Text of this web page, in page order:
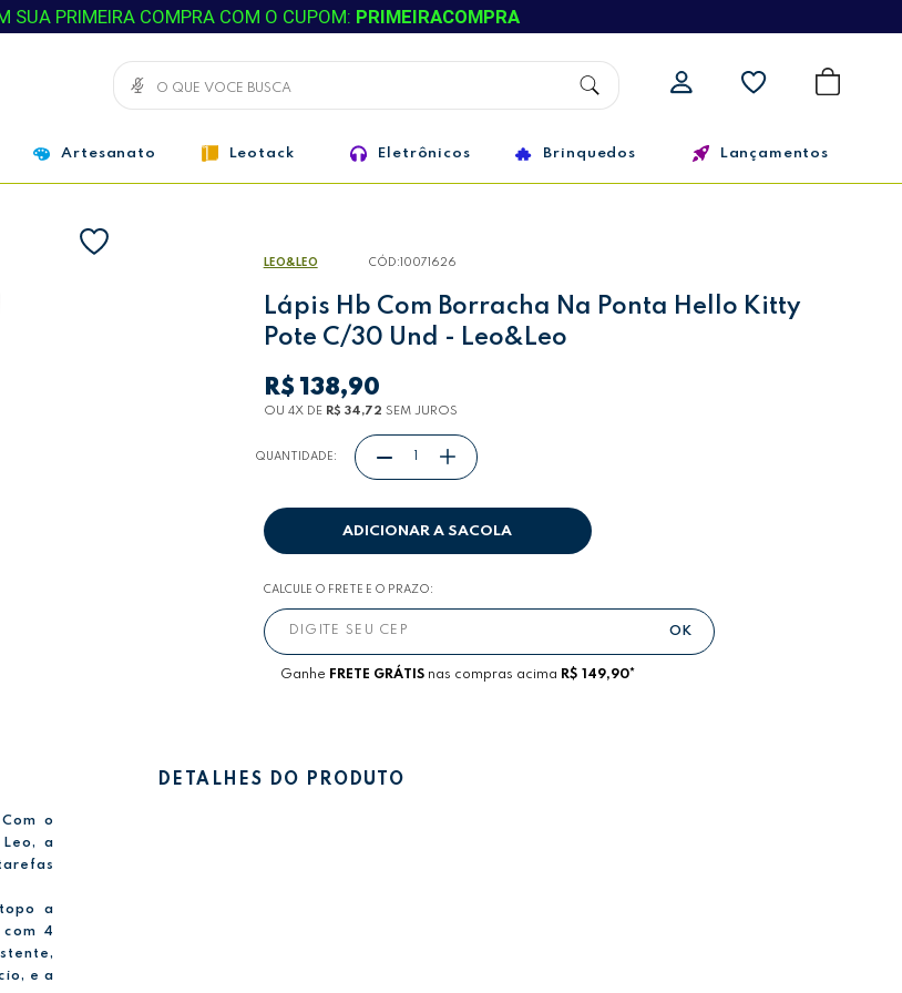
SUA PRIMEIRA COMPRA COM O CUPOM: PRIMEIRACOMPRA
Artesanato Leotack Eletrônicos Brinquedos Lançamentos
LEO&LEO CÓD: 10071626
Lápis Hb Com Borracha Na Ponta Hello Kitty
Pote C/30 Und - Leo&Leo
R$ 138,90
OU 4XDE R$ 34,72 SEM JUROS
QUANTIDADE:
ADICIONAR A SACOLA
CALCULE O FRETE E O PRAZO:
Ganhe FRETE GRÁTISnas compras acima R$ 149,90*
o
a
a
4
e a
DETALHES DO PRODUTO